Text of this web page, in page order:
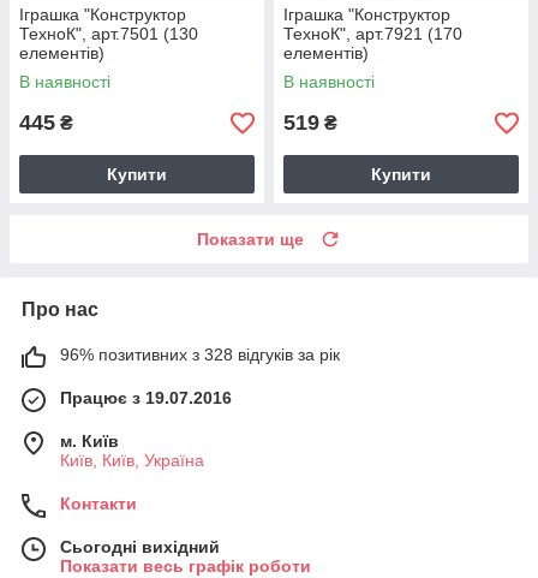
Іграшка "Конструктор
ТехноК", арт.7501 (130
елементів)
В наявності
445 ₴
Купити
Іграшка "Конструктор
ТехноК", арт.7921 (170
елементів)
В наявності
519 ₴
Купити
Показати ще
Про нас
96% позитивних з 328 відгуків за рік
Працює з 19.07.2016
м. Київ
Київ, Київ, Україна
Контакти
Сьогодні вихідний
Показати весь графік роботи